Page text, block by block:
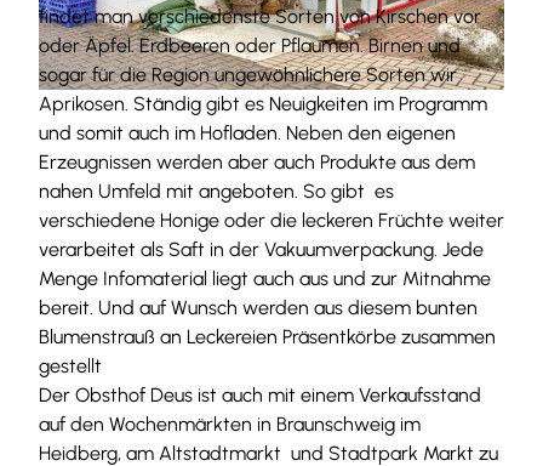
© Anna Meurer | CC-BY-SA
findet man verschiedenste Sorten von Kirschen vor
oder Äpfel. Erdbeeren oder Pflaumen. Birnen und
sogar für die Region ungewöhnlichere Sorten wir
Aprikosen. Ständig gibt es Neuigkeiten im Programm
und somit auch im Hofladen. Neben den eigenen
Erzeugnissen werden aber auch Produkte aus dem
nahen Umfeld mit angeboten. So gibt es
verschiedene Honige oder die leckeren Früchte weiter
verarbeitet als Saft in der Vakuumverpackung. Jede
Menge Infomaterial liegt auch aus und zur Mitnahme
bereit. Und auf Wunsch werden aus diesem bunten
Blumenstrauß an Leckereien Präsentkörbe zusammen
gestellt
Der Obsthof Deus ist auch mit einem Verkaufsstand
auf den Wochenmärkten in Braunschweig im
Heidberg, am Altstadtmarkt und Stadtpark Markt zu